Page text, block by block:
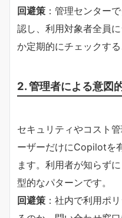
回避策 ：管理センター
認し、利用対象者全員
か定期的にチェックする
2. 管理者による意図
セキュリティやコスト
ーザーだけにCopilotを
ます。利用者が知らず
型的なパターンです。
回避策 ：社内で利用ポ